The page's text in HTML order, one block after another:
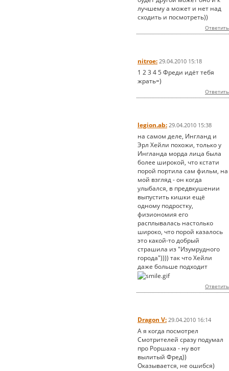
лучшему а может и нет над
сходить и посмотреть))
Ответить
nitroe: 29.04.2010 15:18
1 2 3 4 5 Фреди идёт тебя
жрать=)
Ответить
legion.ab: 29.04.2010 15:38
на самом деле, Ингланд и
Эрл Хейли похожи, только у
Ингланда морда лица была
более широкой, что кстати
порой портила сам фильм, на
мой взгляд - он когда
улыбался, в предвкушении
выпустить кишки ещё
одному подростку,
физиономия его
расплывалась настолько
широко, что порой казалось
это какой-то добрый
страшила из "Изумрудного
города")))) так что Хейли
даже больше подходит
Ответить
Dragon V: 29.04.2010 16:14
А я когда посмотрел
Смотрителей сразу подумал
про Роршаха - ну вот
вылитый Фред))
Оказывается, не ошибся)